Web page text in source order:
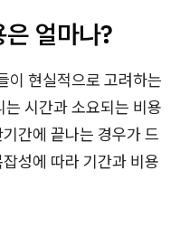
얼마나?
이 현실적으로 고려하는
시간과 소요되는 비용
간에 끝나는 경우가 드
성에 따라 기간과 비용